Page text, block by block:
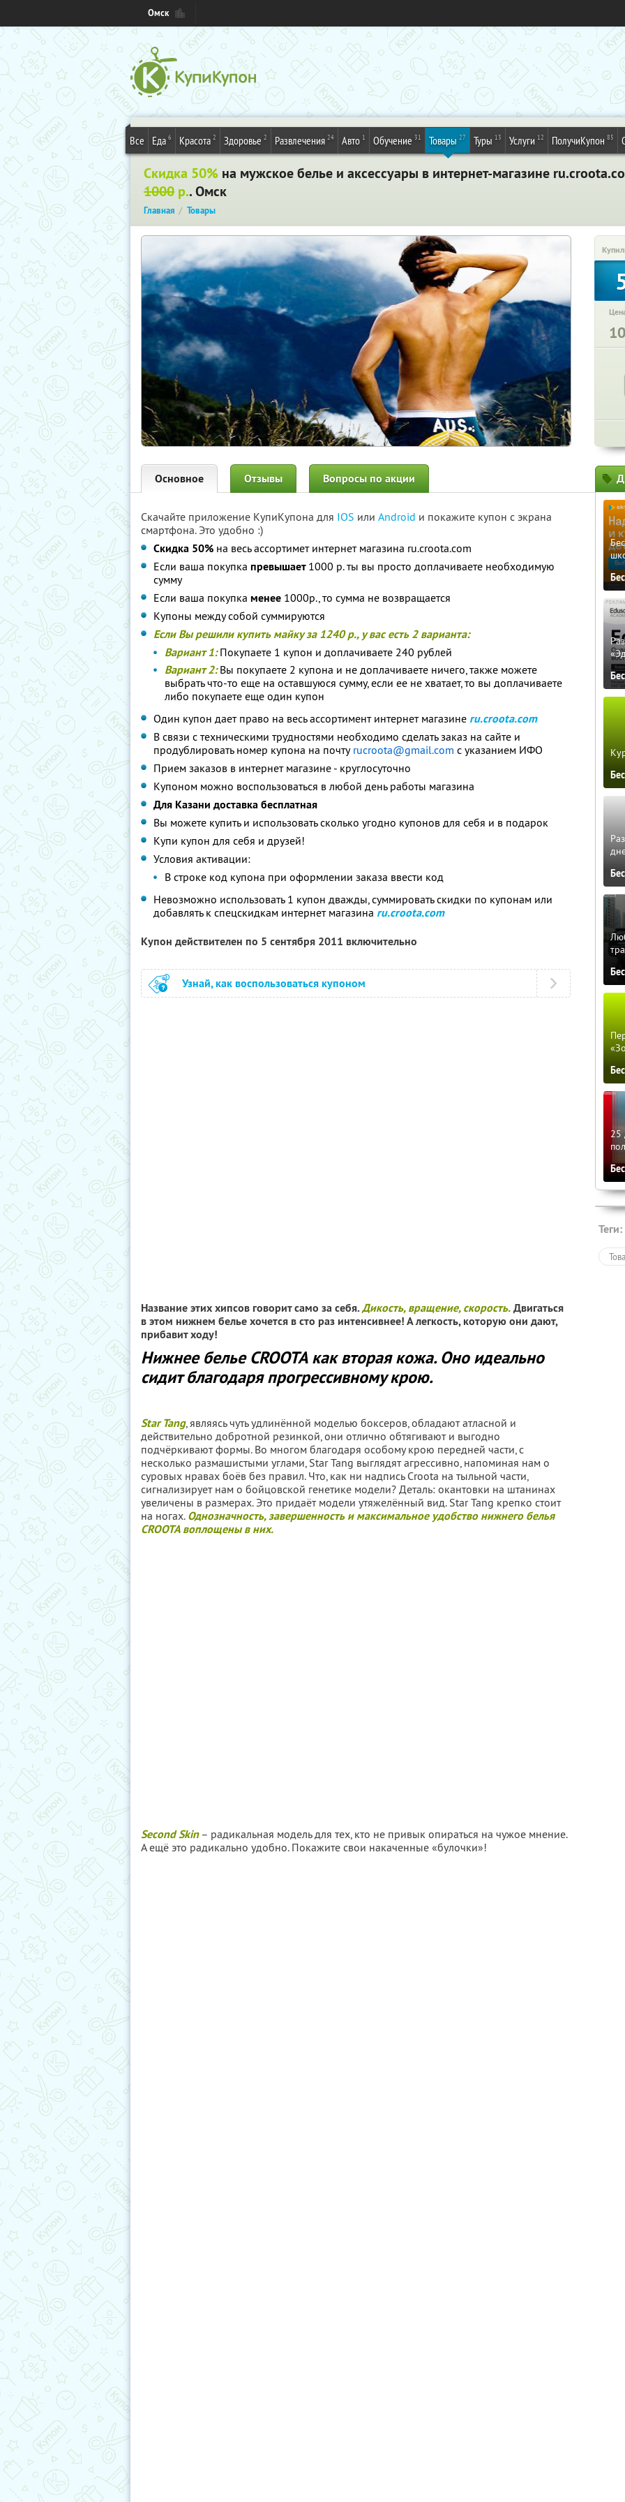
Омск
Все Еда 6 Красота 2 Здоровье 2 Развлечения 24 Авто 1 Обучение 31 Товары 27 Туры 13 Услуги 12 ПолучиКупон 85
Скидка 50% на мужское белье и аксессуары в интернет-магазине
1000 р.. Омск
Главная Товары
Основное Отзывы Вопросы по акции
Скачайте приложение КупиКупона для IOS или Android и покажите купон с экрана
смартфона. Это удобно :)
Скидка 50% на весь ассортимет интернет магазина ru.croota.com
Если ваша покупка превышает 1000 р. ты вы просто доплачиваете необходимую
сумму
Если ваша покупка менее 1000р., то сумма не возвращается
Купоны между собой суммируются
Если Вы решили купить майку за 1240 р., у вас есть 2 варианта:
Вариант 1:Покупаете 1 купон и доплачиваете 240 рублей
Вариант 2:Вы покупаете 2 купона и не доплачиваете ничего, также можете
выбрать что-то еще на оставшуюся сумму, если ее не хватает, то вы доплачиваете
либо покупаете еще один купон
Один купон дает право на весь ассортимент интернет магазине ru.croota.com
В связи с техническими трудностями необходимо сделать заказ на сайте и
продублировать номер купона на почту rucroota@gmail.com с указанием ИФО
Прием заказов в интернет магазине - круглосуточно
Купоном можно воспользоваться в любой день работы магазина
Для Казани доставка бесплатная
Вы можете купить и использовать сколько угодно купонов для себя и в подарок
Купи купон для себя и друзей!
Условия активации:
В строке код купона при оформлении заказа ввести код
Невозможно использовать 1 купон дважды, суммировать скидки по купонам или
добавлять к спецскидкам интернет магазина ru.croota.com
Купон действителен по 5 сентября 2011 включительно
Узнай, как воспользоваться купоном
Название этих хипсов говорит само за себя.Дикость, вращение, скорость.Двигаться
в этом нижнем белье хочется в сто раз интенсивнее! А легкость, которую они дают,
прибавит ходу!
Нижнее белье CROOTA как вторая кожа. Оно идеально
сидит благодаря прогрессивному крою.
Star Tang, являясь чуть удлинённой моделью боксеров, обладают атласной и
действительно добротной резинкой, они отлично обтягивают и выгодно
подчёркивают формы. Во многом благодаря особому крою передней части, с
несколько размашистыми углами, Star Tang выглядят агрессивно, напоминая нам о
суровых нравах боёв без правил. Что, как ни надпись Croota на тыльной части,
сигнализирует нам о бойцовской генетике модели? Деталь: окантовки на штанинах
увеличены в размерах. Это придаёт модели утяжелённый вид. Star Tang крепко стоит
на ногах. Однозначность, завершенность и максимальное удобство нижнего белья
CROOTA воплощены в них.
Second Skin– радикальная модель для тех, кто не привык опираться на чужое мнение.
А ещё это радикально удобно. Покажите свои накаченные «булочки»!
25
Теги: